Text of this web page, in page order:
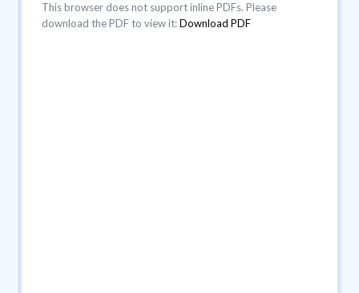
This browser does not support inline PDFs. Please
download the PDF to view it:Download PDF